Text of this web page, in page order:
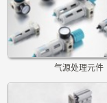
气源处理元件